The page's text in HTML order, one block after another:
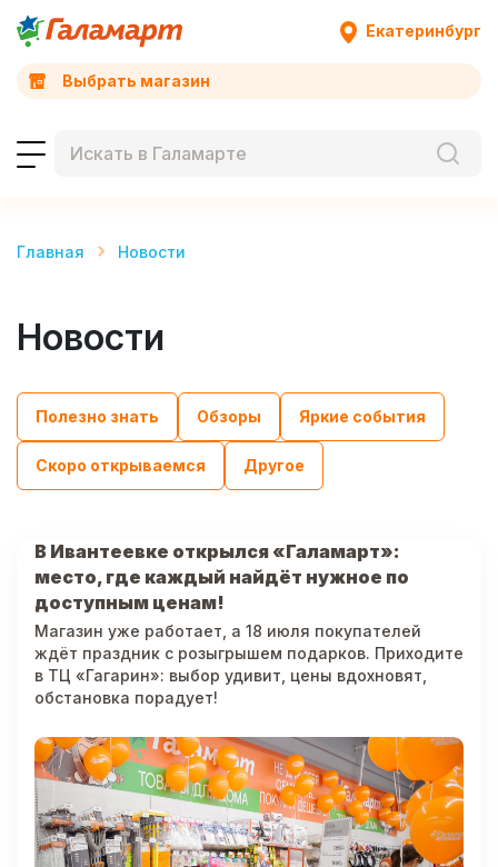
Екатеринбург
Выбрать магазин
Главная Новости
Новости
Полезно знать Обзоры Яркие события
Скоро открываемся Другое
В Ивантеевке открылся «Галамарт»:
место, где каждый найдёт нужное по
доступным ценам!
Магазин уже работает, а 18 июля покупателей
ждёт праздник с розыгрышем подарков. Приходите
в ТЦ «Гагарин»: выбор удивит, цены вдохновят,
обстановка порадует!